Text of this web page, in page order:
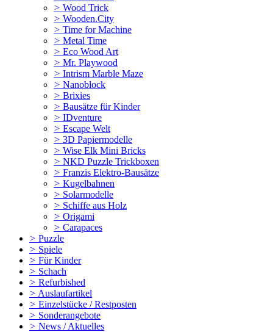
> Wood Trick
> Wooden.City
> Time for Machine
> Metal Time
> Eco Wood Art
> Mr. Playwood
> Intrism Marble Maze
> Nanoblock
> Brixies
> Bausätze für Kinder
> IDventure
> Escape Welt
> 3D Papiermodelle
> Wise Elk Mini Bricks
> NKD Puzzle Trickboxen
> Franzis Elektro-Bausätze
> Kugelbahnen
> Solarmodelle
> Schiffe aus Holz
> Origami
> Carapaces
> Puzzle
> Spiele
> Für Kinder
> Schach
> Refurbished
> Auslaufartikel
> Einzelstücke / Restposten
> Sonderangebote
> News / Aktuelles